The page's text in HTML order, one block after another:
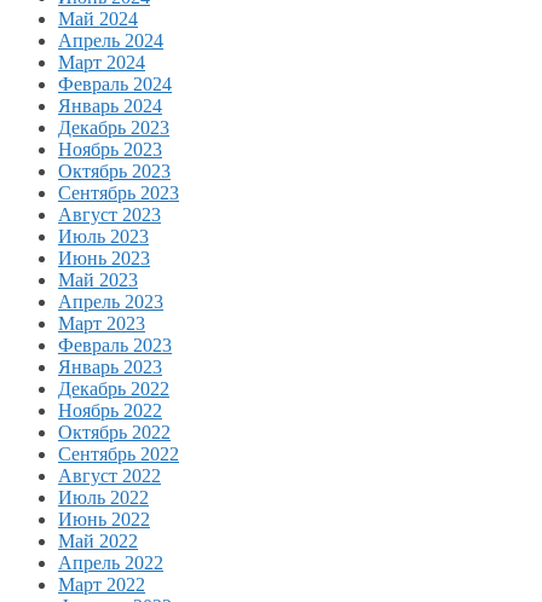
Май 2024
Апрель 2024
Март 2024
Февраль 2024
Январь 2024
Декабрь 2023
Ноябрь 2023
Октябрь 2023
Сентябрь 2023
Август 2023
Июль 2023
Июнь 2023
Май 2023
Апрель 2023
Март 2023
Февраль 2023
Январь 2023
Декабрь 2022
Ноябрь 2022
Октябрь 2022
Сентябрь 2022
Август 2022
Июль 2022
Июнь 2022
Май 2022
Апрель 2022
Март 2022